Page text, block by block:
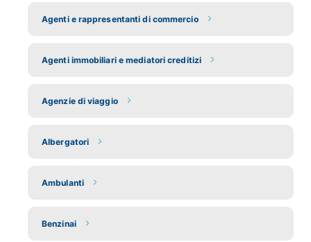
Agenti e rappresentanti di commercio
Agenti immobiliari e mediatori creditizi
Agenzie di viaggio
Albergatori
Ambulanti
Benzinai